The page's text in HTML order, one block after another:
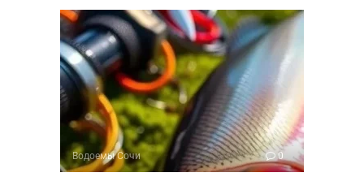
Водоемы Сочи 0